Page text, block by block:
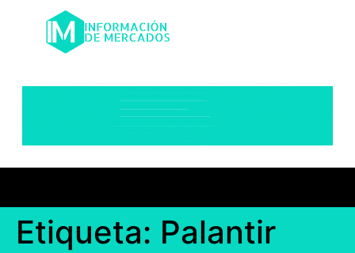
Etiqueta: Palantir